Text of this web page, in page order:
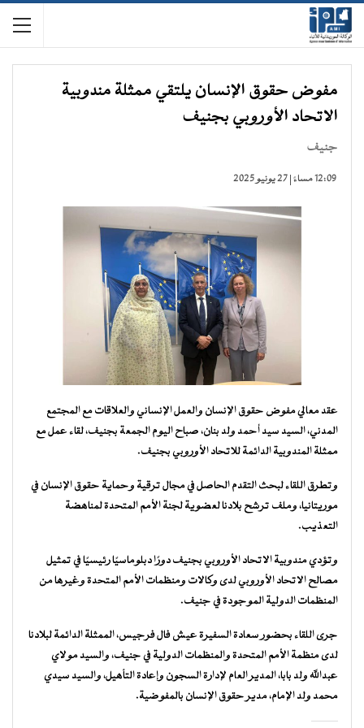
مفوض حقوق الإنسان يلتقي ممثلة مندوبية
الاتحاد الأوروبي بجنيف
جنيف
12:09 مساءً | 27 يونيو 2025
عقد معالي مفوض حقوق الإنسان والعمل الإنساني والعلاقات مع المجتمع
المدني، السيد سيد أحمد ولد بنان، صباح اليوم الجمعة بجنيف، لقاء عمل مع
ممثلة المندوبية الدائمة للاتحاد الأوروبي بجنيف.
وتطرق اللقاء لبحث التقدم الحاصل في مجال ترقية وحماية حقوق الإنسان في
موريتانيا، وملف ترشح بلادنا لعضوية لجنة الأمم المتحدة لمناهضة
التعذيب.
وتؤدي مندوبية الاتحاد الأوروبي بجنيف دورًا دبلوماسيًا رئيسيًا في تمثيل
مصالح الاتحاد الأوروبي لدى وكالات ومنظمات الأمم المتحدة وغيرها من
المنظمات الدولية الموجودة في جنيف.
جرى اللقاء بحضور سعادة السفيرة عيش فال فرجيس، الممثلة الدائمة لبلادنا
لدى منظمة الأمم المتحدة والمنظمات الدولية في جنيف، والسيد مولاي
عبدالله ولد بابا، المدير العام لإدارة السجون وإعادة التأهيل، والسيد سيدي
محمد ولد الإمام، مدير حقوق الإنسان بالمفوضية.